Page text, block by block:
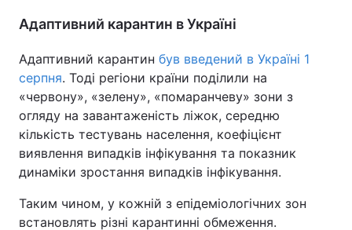
Адаптивний карантин в Україні
Адаптивний карантин був введений в Україні 1
серпня. Тоді регіони країни поділили на
«червону», «зелену», «помаранчеву» зони з
огляду на завантаженість ліжок, середню
кількість тестувань населення, коефіцієнт
виявлення випадків інфікування та показник
динаміки зростання випадків інфікування.
Таким чином, у кожній з епідеміологічних зон
встановлять різні карантинні обмеження.